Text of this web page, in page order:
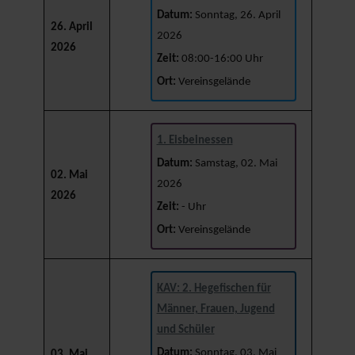
26. April
2026
Datum: Sonntag, 26. April
2026
Zeit: 08:00-16:00 Uhr
Ort: Vereinsgelände
02. Mai
2026
1. Eisbeinessen
Datum: Samstag, 02. Mai
2026
Zeit: - Uhr
Ort: Vereinsgelände
KAV: 2. Hegefischen für
Männer, Frauen, Jugend
und Schüler